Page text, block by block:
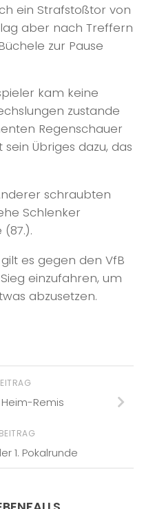
ein Strafstoßtor von
lag aber nach Treffern
zur Pause
kam keine
zustande
Regenschauer
Übriges dazu, das
schraubten
Schlenker
es gegen den VfB
einzufahren, um
abzusetzen.
Remis
1. Pokalrunde